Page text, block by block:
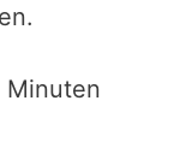
Minuten